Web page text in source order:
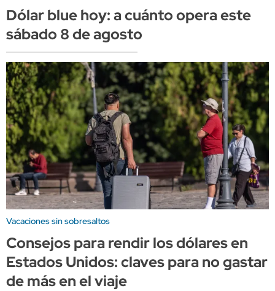
Dólar blue hoy: a cuánto opera este
sábado 8 de agosto
Vacaciones sin sobresaltos
Consejos para rendir los dólares en
Estados Unidos: claves para no gastar
de más en el viaje